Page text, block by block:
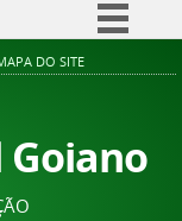
à informação
DO SITE